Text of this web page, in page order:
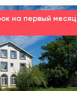
на первый месяц